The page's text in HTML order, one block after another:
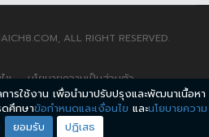
ALL RIGHT RESERVED.
ข นโยบายความเป็นส่วนตัว
ารใช้งาน เพื่อนำมาปรับปรุงและพัฒนาเนื้อหา
ศึกษาข้อกำหนดและเงื่อนไข และนโยบายความ
ยอมรับ ปฏิเสธ